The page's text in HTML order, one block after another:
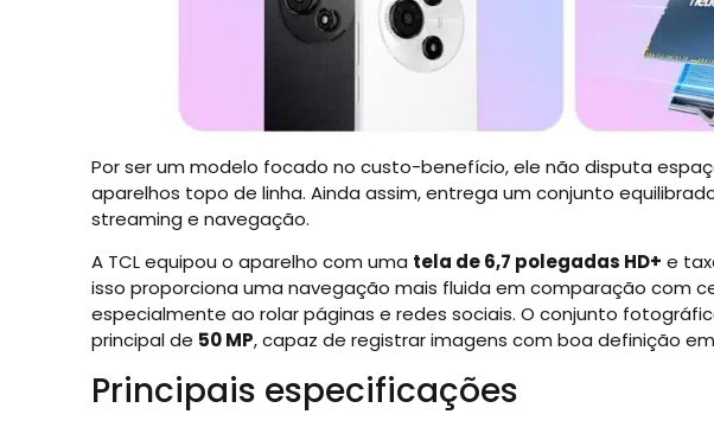
Por ser um modelo focado no custo-benefício, ele não disputa
aparelhos topo de linha. Ainda assim, entrega um conjunto
streaming e navegação.
A TCL equipou o aparelho com uma tela de 6,7 polegadas HD+ e
isso proporciona uma navegação mais fluida em comparação com
especialmente ao rolar páginas e redes sociais. O conjunto
principal de 50 MP, capaz de registrar imagens com boa definição
Principais especificações